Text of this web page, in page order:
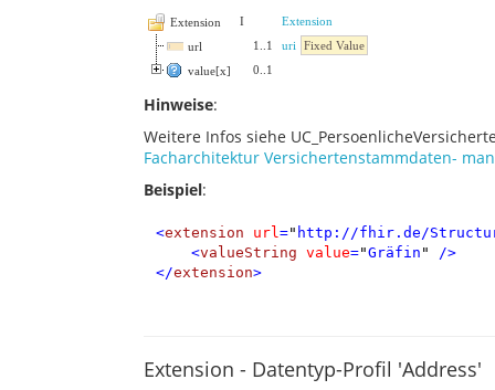
Extension I
Extension
url
1 1 uri
Fixed Value
value[x]
0 1
Hinweise:
Weitere Infos siehe
Facharchitektur Versichertenstammdaten-
Beispiel:
<extension url =" http://fhir.de/
<valueString value="Gräfin "
/>
</extension>
Extension - Datentyp-Profil 'Address'